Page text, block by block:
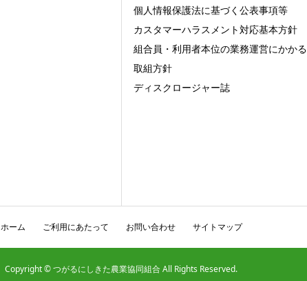
個人情報保護法に基づく公表事項等
カスタマーハラスメント対応基本方針
組合員・利用者本位の業務運営にかかる
取組方針
ディスクロージャー誌
ホーム ご利用にあたって お問い合わせ サイトマップ
Copyright © つがるにしきた農業協同組合 All Rights Reserved.